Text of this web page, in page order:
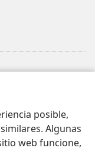
posible,
Algunas
web funcione,